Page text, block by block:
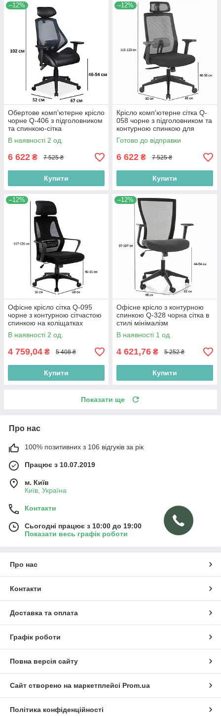
–12%
Обертове комп'ютерне крісло
чорне Q-406 з підголовником
та спинкою-сітка
В наявності 2 од.
6 622 ₴ 7 525 ₴
Купити
–12%
Крісло комп'ютерне сітка Q-
058 чорне з підголовником та
контурною спинкою для
офісу
Готово до відправки
6 622 ₴ 7 525 ₴
Купити
–12%
Офісне крісло сітка Q-095
чорне з контурною сітчастою
спинкою на коліщатках
В наявності 2 од.
4 759,04 ₴ 5 408 ₴
Купити
–12%
Офісне крісло з контурною
спинкою Q-328 чорна сітка в
стилі мінімалізм
В наявності 1 од.
4 621,76 ₴ 5 252 ₴
Купити
Показати ще
Про нас
100% позитивних з 106 відгуків за рік
Працює з 10.07.2019
м. Київ
Київ, Україна
Контакти
Сьогодні працює з 10:00 до 19:00
Показати весь графік роботи
Про нас
Контакти
Доставка та оплата
Графік роботи
Повна версія сайту
Сайт створено на маркетплейсі Prom.ua
Політика конфіденційності